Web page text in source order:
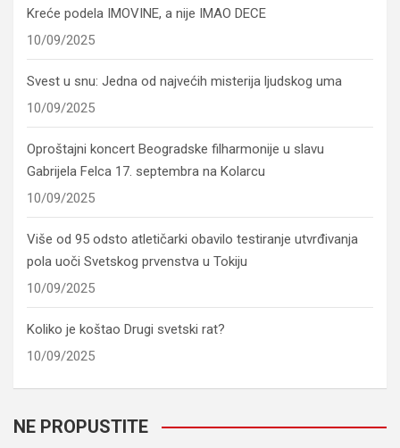
Kreće podela IMOVINE, a nije IMAO DECE
10/09/2025
Svest u snu: Jedna od najvećih misterija ljudskog uma
10/09/2025
Oproštajni koncert Beogradske filharmonije u slavu
Gabrijela Felca 17. septembra na Kolarcu
10/09/2025
Više od 95 odsto atletičarki obavilo testiranje utvrđivanja
pola uoči Svetskog prvenstva u Tokiju
10/09/2025
Koliko je koštao Drugi svetski rat?
10/09/2025
NE PROPUSTITE